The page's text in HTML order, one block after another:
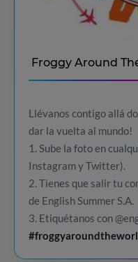
Froggy Around
Llévanos contigo allá
dar la vuelta al mundo!
1. Sube la foto en
Instagram y Twitter).
2. Tienes que salir tu
de English Summer S.A.
3. Etiquétanos con